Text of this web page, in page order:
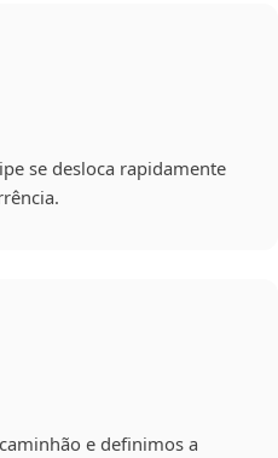
se desloca rapidamente
e definimos a